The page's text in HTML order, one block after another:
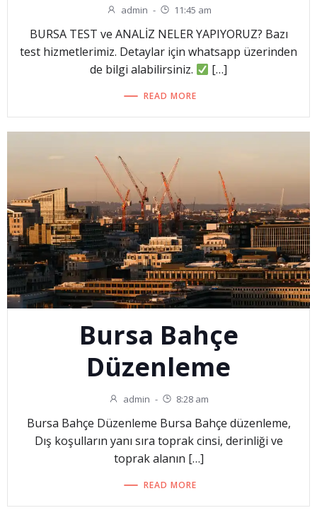
admin - 11:45 am
BURSA TEST ve ANALİZ NELER YAPIYORUZ? Bazı
test hizmetlerimiz. Detaylar için whatsapp üzerinden
de bilgi alabilirsiniz.
[…]
READ MORE
Bursa Bahçe
Düzenleme
admin - 8:28 am
Bursa Bahçe Düzenleme Bursa Bahçe düzenleme,
Dış koşulların yanı sıra toprak cinsi, derinliği ve
toprak alanın […]
READ MORE